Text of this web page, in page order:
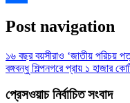
Post navigation
১৬ বছর বয়সীরাও ‘জাতীয় পরিচয়
বঙ্গবন্ধু শিল্পনগরে প্রায় ১ হাজার
প্রেসওয়াচ নির্বাচিত সংবাদ